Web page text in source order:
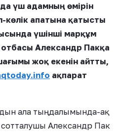
үш адамның өмірін
көлік апатына қатысты
үшінші марқұм
Александр Пакқа
жоқ екенін айтты,
ақпарат
ала тыңдалымында-ақ
сотталушы Александр Пак